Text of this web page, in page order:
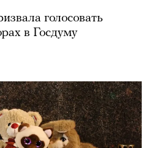
голосовать
в Госдуму